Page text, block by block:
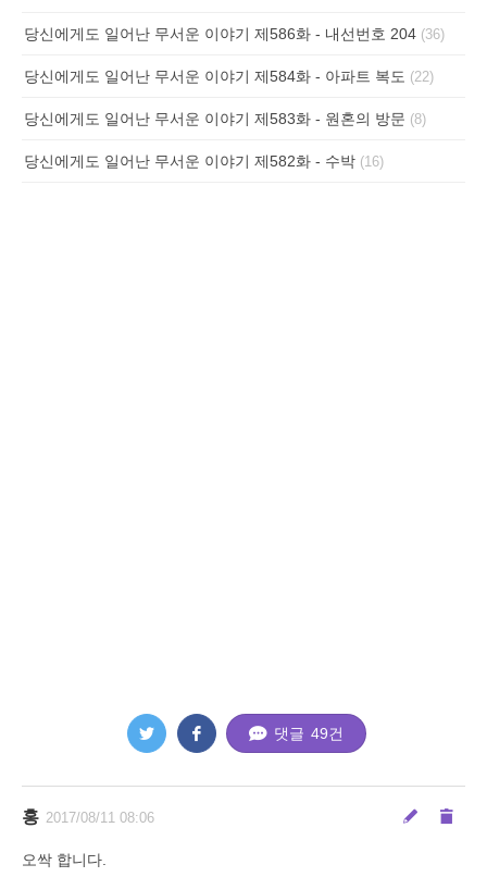
당신에게도 일어난 무서운 이야기 제586화 - 내선번호 204 (36)
당신에게도 일어난 무서운 이야기 제584화 - 아파트 복도 (22)
당신에게도 일어난 무서운 이야기 제583화 - 원혼의 방문 (8)
당신에게도 일어난 무서운 이야기 제582화 - 수박 (16)
댓글 49건
홍 2017/08/11 08:06
오싹 합니다.